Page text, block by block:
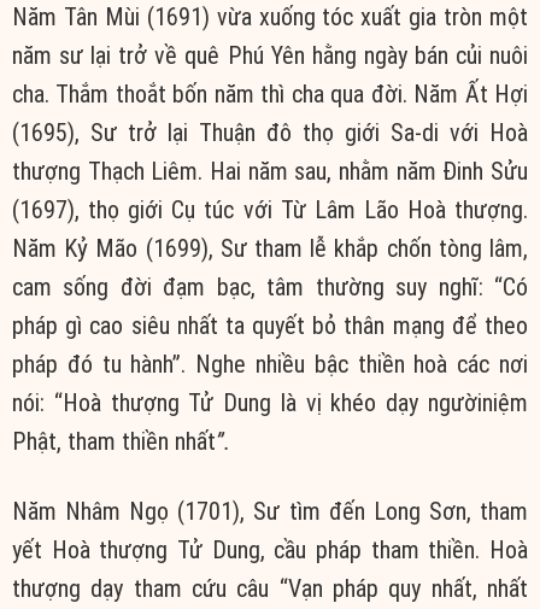
Năm Tân Mùi (1691) vừa xuống tóc xuất gia tròn một
năm sư lại trở về quê Phú Yên hằng ngày bán củi nuôi
cha. Thắm thoắt bốn năm thì cha qua đời. Năm Ất Hợi
(1695), Sư trở lại Thuận đô thọ giới Sa-di với Hoà
thượng Thạch Liêm. Hai năm sau, nhằm năm Đinh Sửu
(1697), thọ giới Cụ túc với Từ Lâm Lão Hoà thượng.
Năm Kỷ Mão (1699), Sư tham lễ khắp chốn tòng lâm,
cam sống đời đạm bạc, tâm thường suy nghĩ: “Có
pháp gì cao siêu nhất ta quyết bỏ thân mạng để theo
pháp đó tu hành”. Nghe nhiều bậc thiền hoà các nơi
nói: “Hoà thượng Tử Dung là vị khéo dạy ngườiniệm
Phật, tham thiền nhất”.
Năm Nhâm Ngọ (1701), Sư tìm đến Long Sơn, tham
yết Hoà thượng Tử Dung, cầu pháp tham thiền. Hoà
thượng dạy tham cứu câu “Vạn pháp quy nhất, nhất